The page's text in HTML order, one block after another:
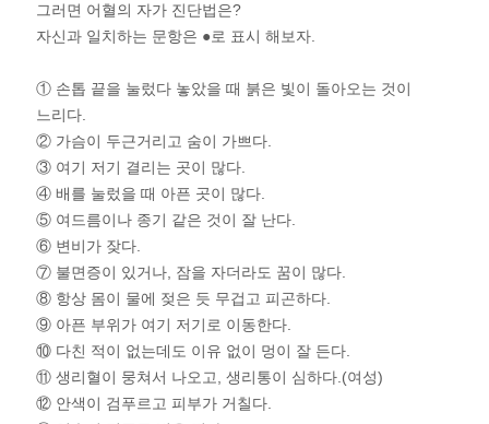
그러면 어혈의 자가 진단법은?
자신과 일치하는 문항은 ●로 표시 해보자.
① 손톱 끝을 눌렀다 놓았을 때 붉은 빛이 돌아오는 것이
느리다.
② 가슴이 두근거리고 숨이 가쁘다.
③ 여기 저기 결리는 곳이 많다.
④ 배를 눌렀을 때 아픈 곳이 많다.
⑤ 여드름이나 종기 같은 것이 잘 난다.
⑥ 변비가 잦다.
⑦ 불면증이 있거나, 잠을 자더라도 꿈이 많다.
⑧ 항상 몸이 물에 젖은 듯 무겁고 피곤하다.
⑨ 아픈 부위가 여기 저기로 이동한다.
⑩ 다친 적이 없는데도 이유 없이 멍이 잘 든다.
⑪ 생리혈이 뭉쳐서 나오고, 생리통이 심하다.(여성)
⑫ 안색이 검푸르고 피부가 거칠다.